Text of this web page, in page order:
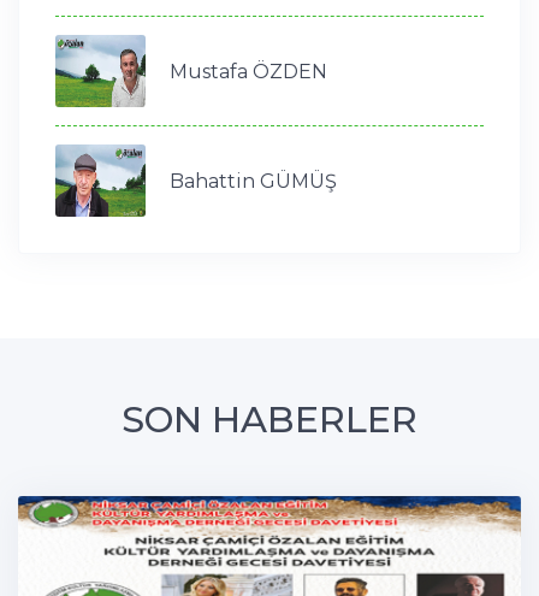
Mustafa ÖZDEN
Bahattin GÜMÜŞ
SON HABERLER